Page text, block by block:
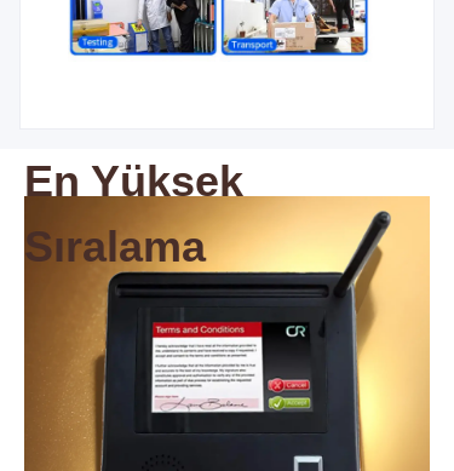
En Yüksek
Sıralama